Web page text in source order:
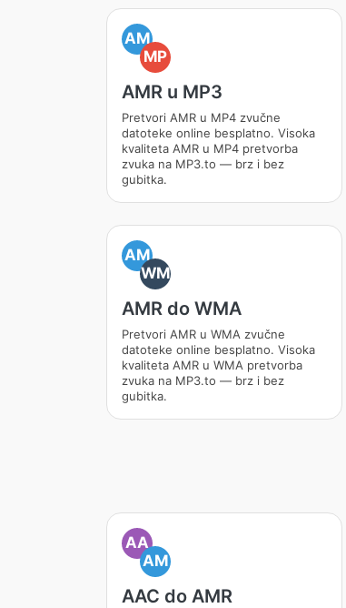
AM
MP
AMR u MP3
Pretvori AMR u MP4 zvučne
datoteke online besplatno. Visoka
kvaliteta AMR u MP4 pretvorba
zvuka na MP3.to — brz i bez
gubitka.
AM
WM
AMR do WMA
Pretvori AMR u WMA zvučne
datoteke online besplatno. Visoka
kvaliteta AMR u WMA pretvorba
zvuka na MP3.to — brz i bez
gubitka.
AA
AM
AAC do AMR